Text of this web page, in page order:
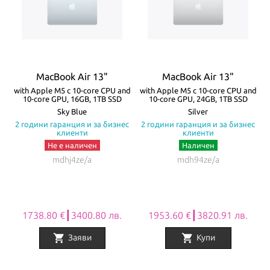
зареждане и свързване с външни устройства и 3.5mm аудио
жак. Батерията на MacBook Air издържа до 18 часа с едно
Всички Apple продукти предлагани отNovMak.comимат
стандартна международна гаранция и подлежат на гаранционно
обслужване от Apple Authorized Service Provider (официални
сервизни центрове на Apple).
MacBook Air 13"
with Apple M5 с 10-core CPU and
10-core GPU, 16GB, 1TB SSD
Sky Blue
2 години гаранция и за бизнес
клиенти
Не е наличен
mdhj4ze/a
1738.80 €┃3400.80 лв.
shopping_cart Заяви
MacBook Air 13"
with Apple M5 с 10-core CPU and
10-core GPU, 24GB, 1TB SSD
Silver
2 години гаранция и за бизнес
клиенти
Наличен
mdh94ze/a
1953.60 €┃3820.91 лв.
shopping_cart Купи